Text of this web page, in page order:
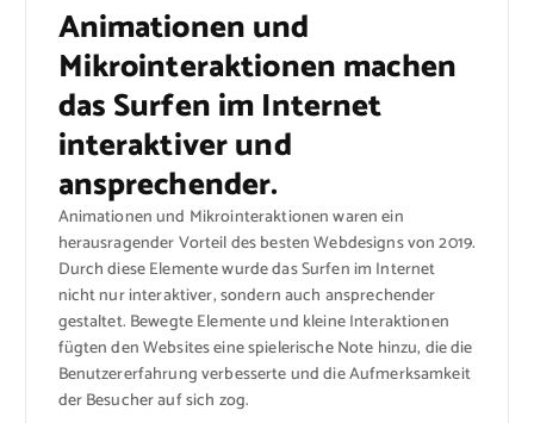
Animationen und
Mikrointeraktionen machen
das Surfen im Internet
interaktiver und
ansprechender.
Animationen und Mikrointeraktionen waren ein
herausragender Vorteil des besten Webdesigns von 2019.
Durch diese Elemente wurde das Surfen im Internet
nicht nur interaktiver, sondern auch ansprechender
gestaltet. Bewegte Elemente und kleine Interaktionen
fügten den Websites eine spielerische Note hinzu, die die
Benutzererfahrung verbesserte und die Aufmerksamkeit
der Besucher auf sich zog.